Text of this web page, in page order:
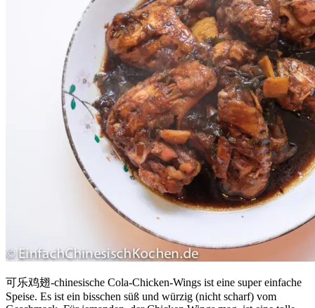
可乐鸡翅-chinesische Cola-Chicken-Wings ist eine super einfache
Speise. Es ist ein bisschen süß und würzig (nicht scharf) vom